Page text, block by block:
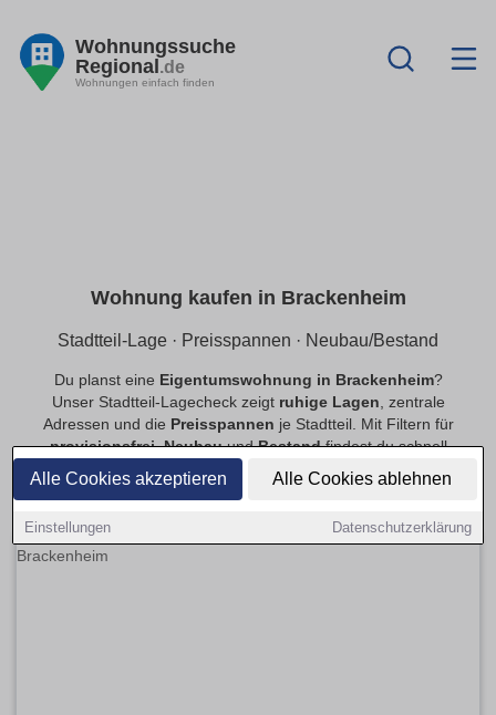
Alle Cookies akzeptieren Alle Cookies ablehnen
Einstellungen Datenschutzerklärung
Wohnungssuche
Regional.de
Wohnungen einfach finden
Wohnung kaufen in Brackenheim
Stadtteil-Lage · Preisspannen · Neubau/Bestand
Du planst eine Eigentumswohnung in Brackenheim?
Unser Stadtteil-Lagecheck zeigt ruhige Lagen , zentrale
Adressen und die Preisspannen je Stadtteil. Mit Filtern für
provisionsfrei,NeubauundBestandfindest du schnell
passende Angebote.